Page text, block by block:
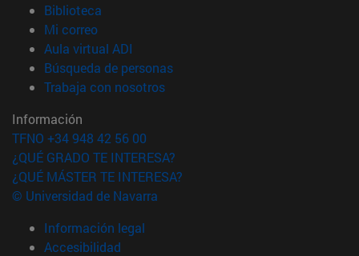
Biblioteca
Mi correo(abre en nueva ventana)
Aula virtual ADI
Búsqueda de personas(abre en nueva ventana)
Trabaja con nosotros(abre en nueva ventana)
Información
TFNO +34 948 42 56 00
¿QUÉ GRADO TE INTERESA?
¿QUÉ MÁSTER TE INTERESA?
© Universidad de Navarra
Información legal
Accesibilidad